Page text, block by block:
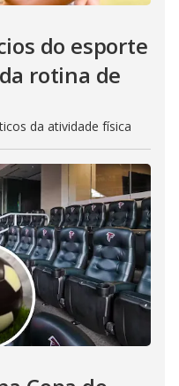
do esporte
rotina de
da atividade física